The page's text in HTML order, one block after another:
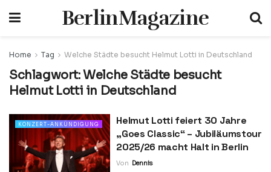
BerlinMagazine
Home Tag Welche Städte besucht Helmut Lotti in Deutschland
Schlagwort:Welche Städte besucht
Helmut Lotti in Deutschland
KONZERT-ANKÜNDIGUNG
Helmut Lotti feiert 30 Jahre
„Goes Classic“ – Jubiläumstour
2025/26 macht Halt in Berlin
Von Dennis